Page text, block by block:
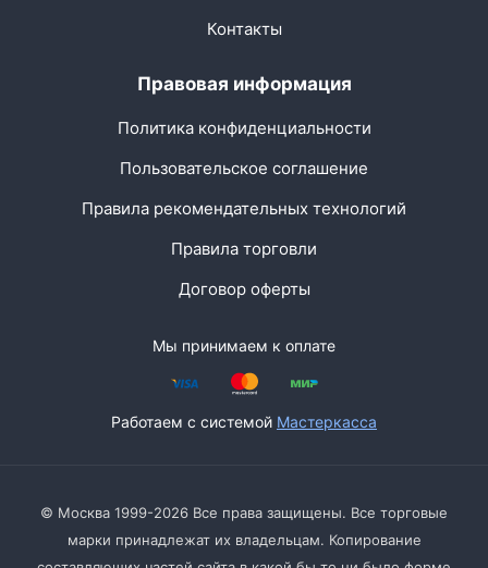
Контакты
Правовая информация
Политика конфиденциальности
Пользовательское соглашение
Правила рекомендательных технологий
Правила торговли
Договор оферты
Мы принимаем к оплате
Работаем с системой Мастеркасса
© Москва 1999-2026 Все права защищены. Все торговые
марки принадлежат их владельцам. Копирование